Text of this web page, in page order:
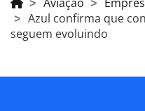
Aviação
Azul confirma que
seguem evoluindo